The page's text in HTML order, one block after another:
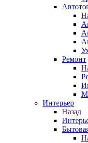
Ремонт
Интерьер
Назад